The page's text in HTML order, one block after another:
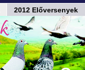
2012 Előversenyek